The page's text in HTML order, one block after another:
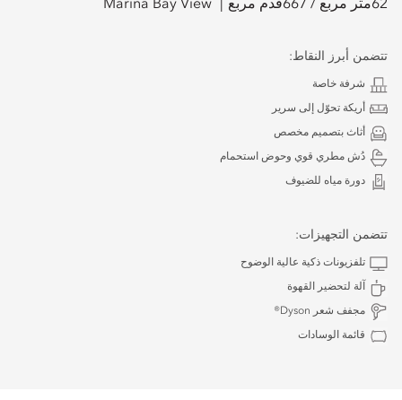
62متر مربع / 667قدم مربع Marina Bay View
تتضمن أبرز النقاط:
شرفة خاصة
أريكة تحوّل إلى سرير
أثاث بتصميم مخصص
دُش مطري قوي وحوض استحمام
دورة مياه للضيوف
تتضمن التجهيزات:
تلفزيونات ذكية عالية الوضوح
آلة لتحضير القهوة
مجفف شعر Dyson®
قائمة الوسادات